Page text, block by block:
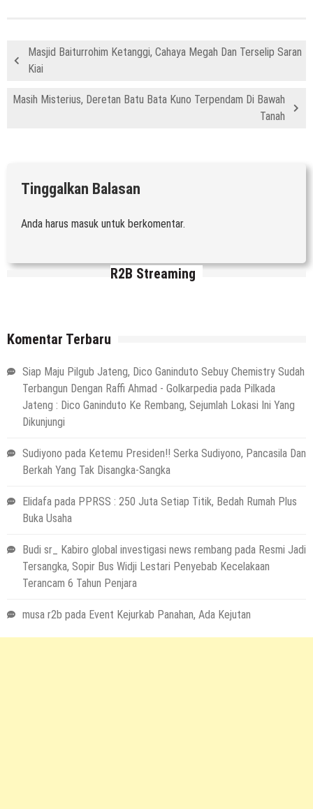
Masjid Baiturrohim Ketanggi, Cahaya Megah Dan Terselip Saran
Kiai
Masih Misterius, Deretan Batu Bata Kuno Terpendam Di Bawah
Tanah
Tinggalkan Balasan
Anda harus masuk untuk berkomentar.
R2B Streaming
Komentar Terbaru
Siap Maju Pilgub Jateng, Dico Ganinduto Sebuy Chemistry Sudah
Terbangun Dengan Raffi Ahmad - Golkarpedia pada Pilkada
Jateng : Dico Ganinduto Ke Rembang, Sejumlah Lokasi Ini Yang
Dikunjungi
Sudiyono pada Ketemu Presiden!! Serka Sudiyono, Pancasila Dan
Berkah Yang Tak Disangka-Sangka
Elidafa pada PPRSS : 250 Juta Setiap Titik, Bedah Rumah Plus
Buka Usaha
Budi sr_ Kabiro global investigasi news rembang pada Resmi Jadi
Tersangka, Sopir Bus Widji Lestari Penyebab Kecelakaan
Terancam 6 Tahun Penjara
musa r2b pada Event Kejurkab Panahan, Ada Kejutan